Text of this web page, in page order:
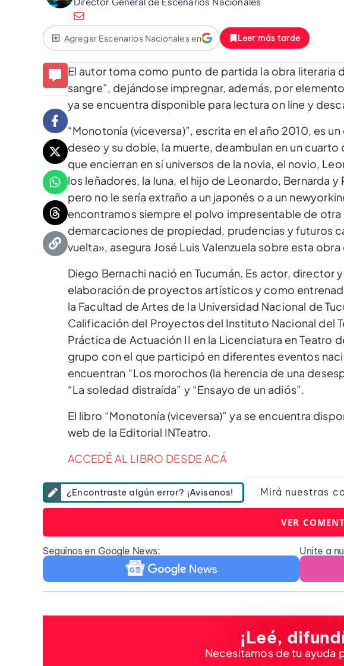
Agregar Escenarios Nacionales en Leer más tarde
El autor toma como punto de partida la obra literaria
sangre”, dejándose impregnar, además, por
ya se encuentra disponible para lectura on line y
“Monotonía (viceversa)”, escrita en el año 2010, es
deseo y su doble, la muerte, deambulan en un
que encierran en sí universos de la novia, el novio,
los leñadores, la luna, el hijo de Leonardo, Bernarda y
pero no le sería extraño a un japonés o a un
encontramos siempre el polvo impresentable de
demarcaciones de propiedad, prudencias y futuros
vuelta», asegura José Luis Valenzuela sobre esta
Diego Bernachi nació en Tucumán. Es actor,
elaboración de proyectos artísticos y como
la Facultad de Artes de la Universidad Nacional de
Calificación del Proyectos del Instituto Nacional del
Práctica de Actuación II en la Licenciatura en Teatro
grupo con el que participó en diferentes eventos
encuentran “Los morochos (la herencia de una
“La soledad distraída” y “Ensayo de un adiós”.
El libro “Monotonía (viceversa)” ya se encuentra
web de la Editorial INTeatro.
ACCEDÉ AL LIBRO DESDE ACÁ
¿Encontraste algún error? ¡Avisanos! Mirá nuestras
VER
Seguinos en Google News: Unite a
¡Leé,
Necesitamos de tu ayuda